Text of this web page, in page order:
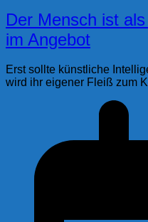
Der Mensch ist
im Angebot
Erst sollte künstliche
wird ihr eigener Fleiß zum